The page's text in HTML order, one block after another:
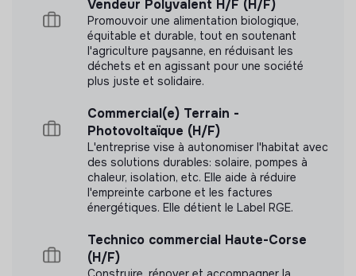
N'a pas encore communiqué de documents de
transparence
Vendeur Polyvalent H/F (H/F)
Promouvoir une alimentation biologique,
équitable et durable, tout en soutenant
l'agriculture paysanne, en réduisant les
déchets et en agissant pour une société
plus juste et solidaire.
Commercial(e) Terrain -
Photovoltaïque (H/F)
L'entreprise vise à autonomiser l'habitat avec
des solutions durables: solaire, pompes à
chaleur, isolation, etc. Elle aide à réduire
l'empreinte carbone et les factures
énergétiques. Elle détient le Label RGE.
Technico commercial Haute-Corse
(H/F)